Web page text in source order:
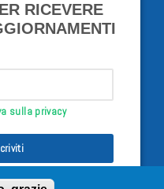
RICEVERE
sulla privacy